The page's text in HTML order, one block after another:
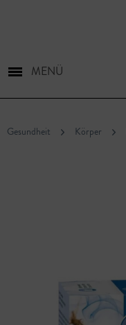
MENÜ
Gesundheit Körper